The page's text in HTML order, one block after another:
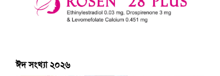
ঈদ সংখ্যা ২০২৬